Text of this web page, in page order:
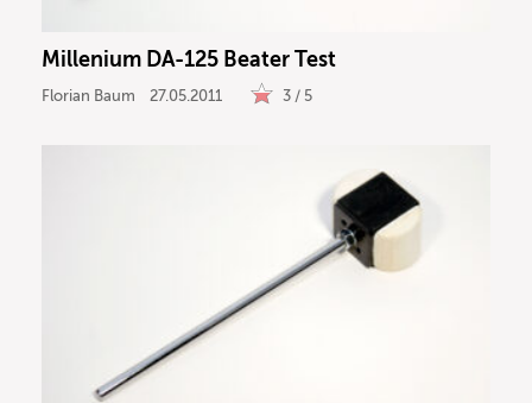
Millenium DA-125 Beater Test
Florian Baum 27.05.2011 3 / 5